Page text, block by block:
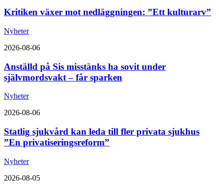
Kritiken växer mot nedläggningen: ”Ett kulturarv”
Nyheter
2026-08-06
Anställd på Sis misstänks ha sovit under
självmordsvakt – får sparken
Nyheter
2026-08-06
Statlig sjukvård kan leda till fler privata sjukhus
”En privatiseringsreform”
Nyheter
2026-08-05